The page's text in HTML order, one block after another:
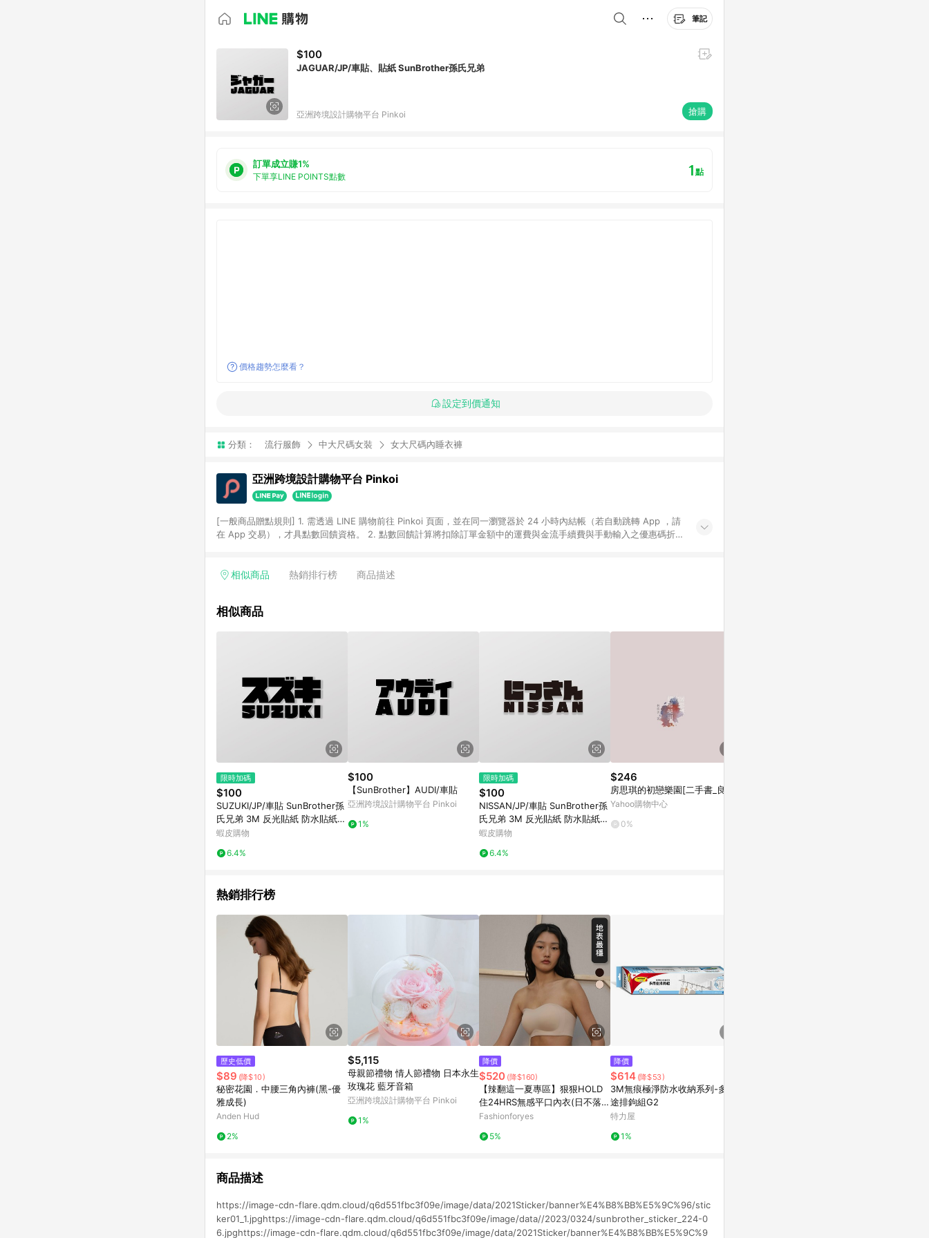
筆記
$100
JAGUAR/JP/車貼、貼紙 SunBrother孫氏兄弟
亞洲跨境設計購物平台 Pinkoi 搶購
訂單成立賺1%
下單享LINE POINTS點數 1點
價格趨勢怎麼看？
設定到價通知
分類： 流行服飾 中大尺碼女裝 女大尺碼內睡衣褲
亞洲跨境設計購物平台 Pinkoi
[一般商品贈點規則] 1. 需透過 LINE 購物前往 Pinkoi 頁面，並在同一瀏覽器於 24 小時內結帳（若自動跳轉 App ，請
在 App 交易），才具點數回饋資格。 2. 點數回饋計算將扣除訂單金額中的運費與金流手續費與手動輸入之優惠碼折
格，部分退款不在此限。 6. APP 請更新至Android v4.6.0 / iOS v4.1.5 以上才具贈點資格。 7. 點數將於出貨後 45 天
使用規則請以點數紅包活動說明為準。 11. 若於 LINE 購物前往 Pinkoi 頁面後才首次下載 Pinkoi APP 並完成訂單，不
相似商品 熱銷排行榜 商品描述
相似商品
限時加碼
$100
SUZUKI/JP/車貼 SunBrother孫
氏兄弟 3M 反光貼紙 防水貼紙
車貼貼紙
蝦皮購物
6.4%
$100
【SunBrother】AUDI/車貼
亞洲跨境設計購物平台 Pinkoi
1%
限時加碼
$100
NISSAN/JP/車貼 SunBrother孫
氏兄弟 3M 反光貼紙 防水貼紙
車貼貼紙
蝦皮購物
6.4%
$246
房思琪的初戀樂園[二手書_良好]
Yahoo購物中心
0%
熱銷排行榜
歷史低價
$89 (降$10)
秘密花園．中腰三角內褲(黑-優
雅成長)
Anden Hud
2%
$5,115
母親節禮物 情人節禮物 日本永生
玫瑰花 藍牙音箱
亞洲跨境設計購物平台 Pinkoi
1%
降價
$520 (降$160)
【辣翻這一夏專區】狠狠HOLD
住24HRS無感平口內衣(日不落
款)
Fashionforyes
5%
降價
$614 (降$53)
3M無痕極淨防水收納系列-多用
途排鉤組G2
特力屋
1%
商品描述
https://image-cdn-flare.qdm.cloud/q6d551fbc3f09e/image/data/2021Sticker/banner%E4%B8%BB%E5%9C%96/stic
ker01_1.jpghttps://image-cdn-flare.qdm.cloud/q6d551fbc3f09e/image/data//2023/0324/sunbrother_sticker_224-0
6.jpghttps://image-cdn-flare.qdm.cloud/q6d551fbc3f09e/image/data/2021Sticker/banner%E4%B8%BB%E5%9C%9